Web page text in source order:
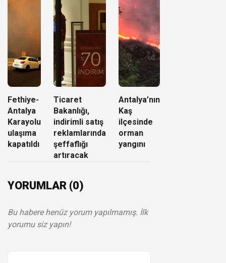
Fethiye-
Antalya
Karayolu
ulaşıma
kapatıldı
Ticaret
Bakanlığı,
indirimli satış
reklamlarında
şeffaflığı
artıracak
Antalya’nın
Kaş
ilçesinde
orman
yangını
YORUMLAR (0)
Bu habere henüz yorum yapılmamış. İlk
yorumu siz yapın!